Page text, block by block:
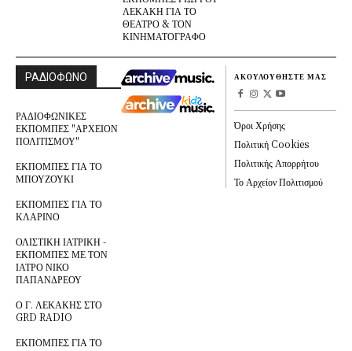
ΛΕΚΑΚΗ ΓΙΑ ΤΟ
ΘΕΑΤΡΟ & ΤΟΝ
ΚΙΝΗΜΑΤΟΓΡΑΦΟ
ΡΑΔΙΟΦΩΝΟ
ΡΑΔΙΟΦΩΝΙΚΕΣ
ΕΚΠΟΜΠΕΣ "ΑΡΧΕΙΟΝ
ΠΟΛΙΤΙΣΜΟΥ"
ΕΚΠΟΜΠΕΣ ΓΙΑ ΤΟ
ΜΠΟΥΖΟΥΚΙ
ΕΚΠΟΜΠΕΣ ΓΙΑ ΤΟ
ΚΛΑΡΙΝΟ
ΟΛΙΣΤΙΚΗ ΙΑΤΡΙΚΗ -
ΕΚΠΟΜΠΕΣ ΜΕ ΤΟΝ
ΙΑΤΡΟ ΝΙΚΟ
ΠΑΠΑΝΔΡΕΟΥ
Ο Γ. ΛΕΚΑΚΗΣ ΣΤΟ
GRD RADIO
ΕΚΠΟΜΠΕΣ ΓΙΑ ΤΟ
ΑΚΟΥΛΟΥΘΗΣΤΕ ΜΑΣ
Όροι Χρήσης
Πολιτική Cookies
Πολιτικής Απορρήτου
Το Αρχείον Πολιτισμού